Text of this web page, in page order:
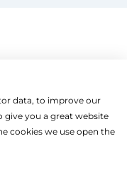
data, to improve our
give you a great website
cookies we use open the